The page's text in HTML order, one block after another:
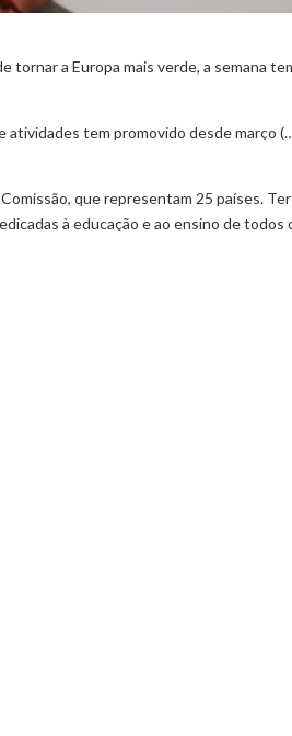
tornar a Europa mais verde, a semana
tem promovido desde março
que representam 25 países.
à educação e ao ensino de todos